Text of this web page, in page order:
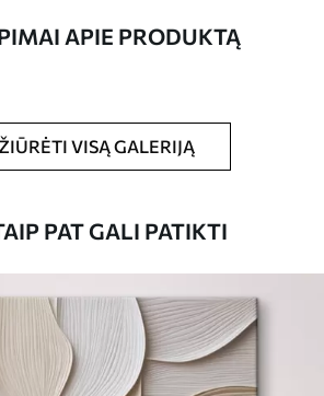
s38086
Galite padengti laku.
APIE PRODUKTĄ
VISĄ GALERIJĄ
PAT GALI PATIKTI